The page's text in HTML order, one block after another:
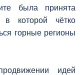
была принята
в которой чётко
горные регионы
идей